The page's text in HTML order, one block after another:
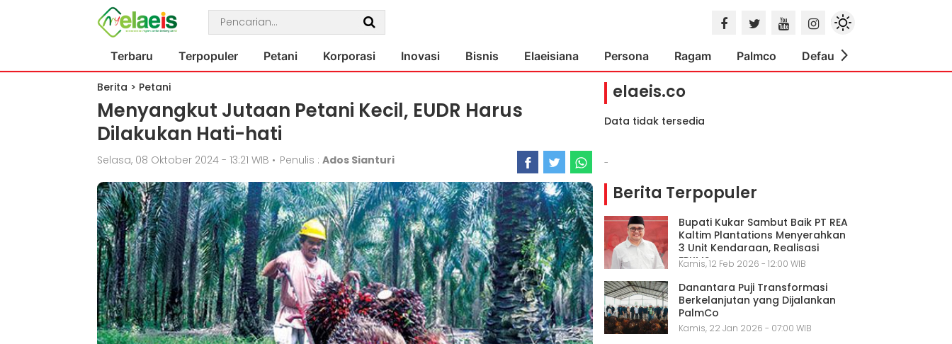
Terbaru Terpopuler Petani Korporasi Inovasi Bisnis Elaeisiana Persona Ragam Palmco Default
Berita > Petani
Menyangkut Jutaan Petani Kecil, EUDR Harus
Dilakukan Hati-hati
Selasa, 08 Oktober 2024 - 13:21 WIB • Penulis : Ados Sianturi
elaeis.co
Data tidak tersedia
-
Berita Terpopuler
Bupati Kukar Sambut Baik PT REA
Kaltim Plantations Menyerahkan
3 Unit Kendaraan, Realisasi
FPKMS
Kamis, 12 Feb 2026 - 12:00 WIB
Danantara Puji Transformasi
Berkelanjutan yang Dijalankan
PalmCo
Kamis, 22 Jan 2026 - 07:00 WIB